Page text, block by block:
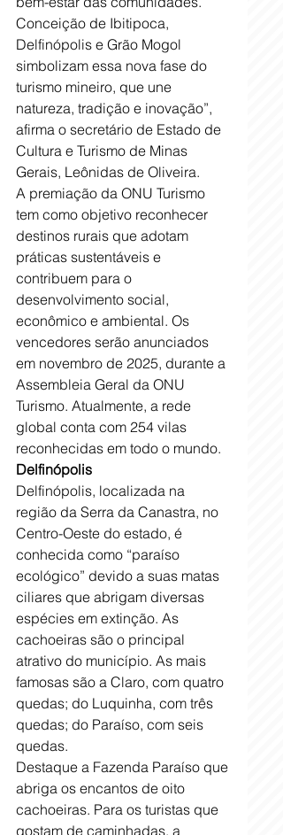
Conceição de Ibitipoca,
Delfinópolis e Grão Mogol
simbolizam essa nova fase do
turismo mineiro, que une
natureza, tradição e inovação”,
afirma o secretário de Estado de
Cultura e Turismo de Minas
Gerais, Leônidas de Oliveira.
A premiação da ONU Turismo
tem como objetivo reconhecer
destinos rurais que adotam
práticas sustentáveis e
contribuem para o
desenvolvimento social,
econômico e ambiental. Os
vencedores serão anunciados
em novembro de 2025, durante a
Assembleia Geral da ONU
Turismo. Atualmente, a rede
global conta com 254 vilas
reconhecidas em todo o mundo.
Delfinópolis
Delfinópolis, localizada na
região da Serra da Canastra, no
Centro-Oeste do estado, é
conhecida como “paraíso
ecológico” devido a suas matas
ciliares que abrigam diversas
espécies em extinção. As
cachoeiras são o principal
atrativo do município. As mais
famosas são a Claro, com quatro
quedas; do Luquinha, com três
quedas; do Paraíso, com seis
quedas.
Destaque a Fazenda Paraíso que
abriga os encantos de oito
cachoeiras. Para os turistas que
gostam de caminhadas, a